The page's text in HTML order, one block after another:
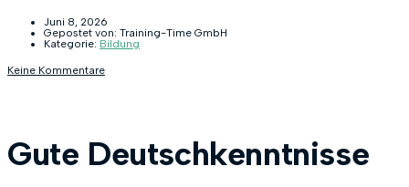
Juni 8, 2026
Gepostet von: Training-Time GmbH
Kategorie: Bildung
Keine Kommentare
Gute Deutschkenntnisse